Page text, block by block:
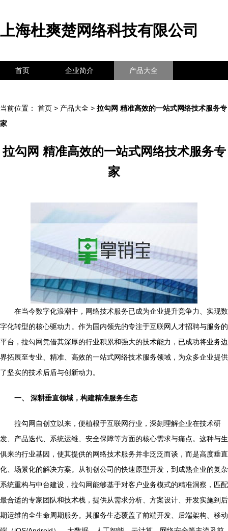
上海杜爽楚网络科技有限公司
首页 企业简介 产品大全
当前位置： 首页 > 产品大全 > 拉勾网 精准高效的一站式网络技术服务专
家
拉勾网 精准高效的一站式网络技术服务专
家
在当今数字化浪潮中，网络技术服务已成为企业提升竞争力、实现数
字化转型的核心驱动力。作为国内领先的专注于互联网人才招聘与服务的
平台，拉勾网凭借其深厚的行业积累和强大的技术能力，已成功将业务边
界拓展至专业、精准、高效的一站式网络技术服务领域，为众多企业提供
了坚实的技术后盾与创新动力。
一、 深耕垂直领域，构建精准服务生态
拉勾网自创立以来，便植根于互联网行业，深刻理解企业在技术研
发、产品迭代、系统运维、安全保障等方面的核心需求与痛点。这种与生
俱来的行业基因，使其提供的网络技术服务并非泛泛而谈，而是高度垂直
化、场景化的解决方案。从初创公司的快速原型开发，到成熟企业的复杂
系统重构与中台建设，拉勾网能够基于对客户业务模式的精准洞察，匹配
最合适的专家团队和技术栈，提供从需求分析、方案设计、开发实施到后
期运维的全生命周期服务。其服务生态覆盖了前端开发、后端架构、移动